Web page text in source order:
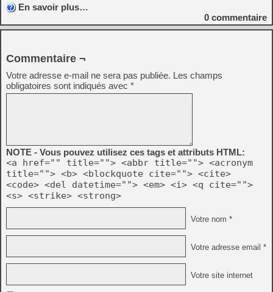
En savoir plus…
0 commentaire
Commentaire ¬
Votre adresse e-mail ne sera pas publiée. Les champs
obligatoires sont indiqués avec *
NOTE - Vous pouvez utilisez ces tags et attributs HTML:
<a href="" title=""> <abbr title=""> <acronym
title=""> <b> <blockquote cite=""> <cite>
<code> <del datetime=""> <em> <i> <q cite="">
<s> <strike> <strong>
Votre nom *
Votre adresse email *
Votre site internet